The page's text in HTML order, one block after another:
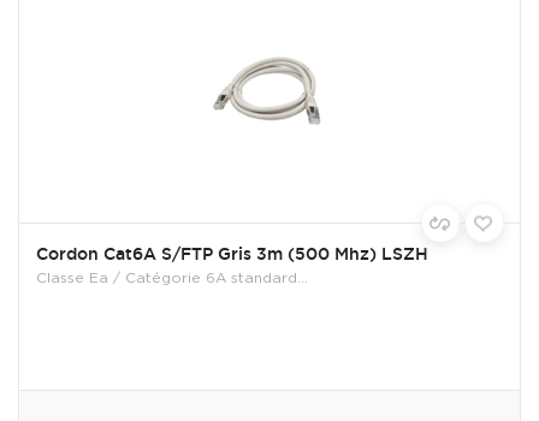
Cordon Cat6A S/FTP Gris 3m (500 Mhz) LSZH
Classe Ea / Catégorie 6A standard...